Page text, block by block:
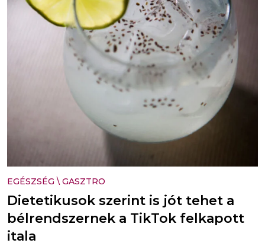
EGÉSZSÉG \ GASZTRO
Dietetikusok szerint is jót tehet a
bélrendszernek a TikTok felkapott
itala